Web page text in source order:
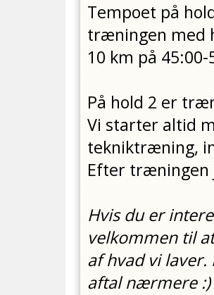
Tempoet på
træningen med
10 km på 45:00-
På hold 2 er
Vi starter altid
tekniktræning,
Efter træningen
Hvis du er
velkommen til
af hvad vi
aftal nærmere :)